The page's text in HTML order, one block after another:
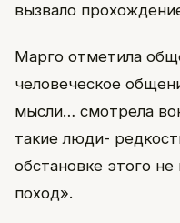
вызвало
Марго отметила
человеческое
мысли… смотрела
такие люди-
обстановке этого
поход».